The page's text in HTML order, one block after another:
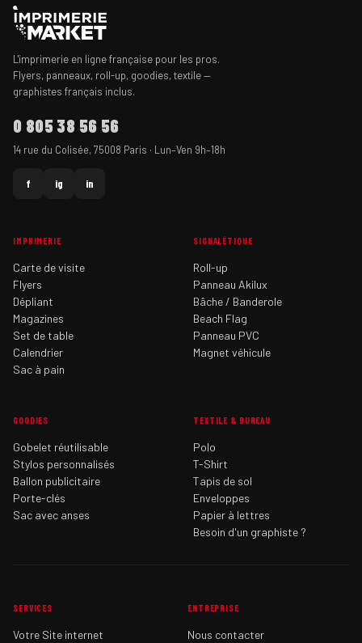
L'imprimerie en ligne française pour les pros.
Flyers, panneaux, roll-up, goodies, textile —
graphistes français inclus.
0 805 38 56 56
14 rue du Colisée, 75008 Paris · Lun–Ven 9h–18h
f ig in
IMPRIMERIE
Carte de visite
Flyers
Dépliant
Magazines
Set de table
Calendrier
Sac à pain
SIGNALÉTIQUE
Roll-up
Panneau Akilux
Bâche / Banderole
Beach Flag
Panneau PVC
Magnet véhicule
GOODIES
Gobelet réutilisable
Stylos personnalisés
Ballon publicitaire
Porte-clés
Sac avec anses
TEXTILE & BUREAU
Polo
T-Shirt
Tapis de sol
Enveloppes
Papier à lettres
Besoin d'un graphiste ?
SERVICES
Votre Site internet
ENTREPRISE
Nous contacter